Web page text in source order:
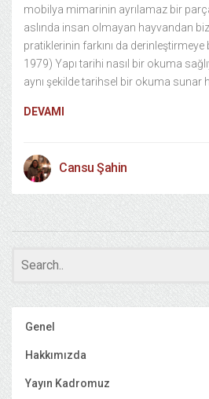
mobilya mimarinin ayrılamaz bir
aslında insan olmayan hayvandan
pratiklerinin farkını da derinleştirmeye
1979) Yapı tarihi nasıl bir okuma
aynı şekilde tarihsel bir okuma sunar
DEVAMI
Cansu Şahin
Genel
Hakkımızda
Yayın Kadromuz